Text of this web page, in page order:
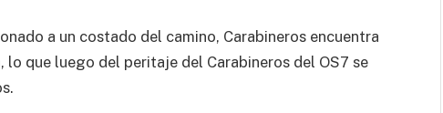
a un costado del camino, Carabineros encuentra
que luego del peritaje del Carabineros del OS7 se